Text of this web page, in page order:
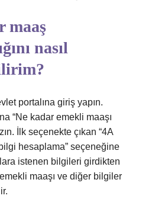
maaş
nasıl
portalına giriş yapın.
“Ne kadar emekli maaşı
İlk seçenekte çıkan “4A
hesaplama” seçeneğine
istenen bilgileri girdikten
maaşı ve diğer bilgiler